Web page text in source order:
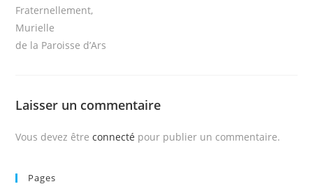
Fraternellement,
Murielle
de la Paroisse d’Ars
Laisser un commentaire
Vous devez êtreconnecté pour publier un commentaire.
Pages